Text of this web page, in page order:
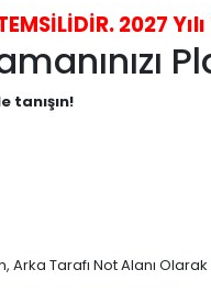
TEMSİLİDİR. 2027
tanışın!
Arka Tarafı Not Alanı